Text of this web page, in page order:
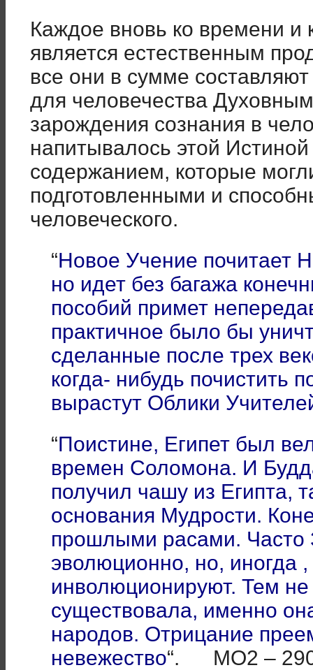
Каждое вновь ко времени и
является естественным
все они в сумме
для человечества
зарождения сознания в
напитывалось этой
содержанием, которые
подготовленными и
человеческого.
“Новое Учение почитает
но идет без багажа
пособий примет
практичное было бы
сделанные после трех
когда- нибудь почистить
вырастут Облики
“Поистине, Египет был
времен Соломона. И
получил чашу из Египта,
основания Мудрости.
прошлыми расами. Часто
эволюционно, но, иногда
инволюционируют. Тем
существовала, именно
народов. Отрицание
невежество“. МО2 –